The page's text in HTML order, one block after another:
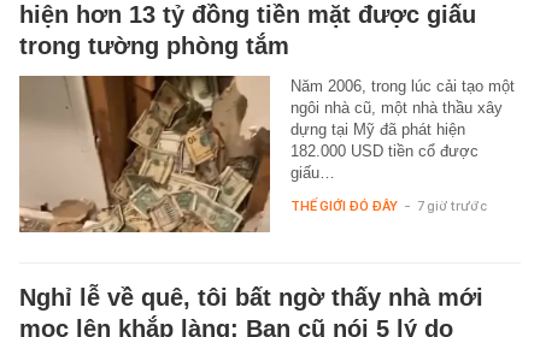
hiện hơn 13 tỷ đồng tiền mặt được giấu
trong tường phòng tắm
Năm 2006, trong lúc cải tạo một
ngôi nhà cũ, một nhà thầu xây
dựng tại Mỹ đã phát hiện
182.000 USD tiền cổ được
giấu…
THẾ GIỚI ĐÓ ĐÂY - 7 giờ trước
Nghỉ lễ về quê, tôi bất ngờ thấy nhà mới
mọc lên khắp làng: Bạn cũ nói 5 lý do